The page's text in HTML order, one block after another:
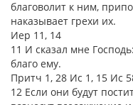
благоволит к ним,
наказывает грехи их.
Иер 11, 14
11 И сказал мне
благо ему.
Притч 1, 28 Ис 1, 15 Ис
12 Если они будут